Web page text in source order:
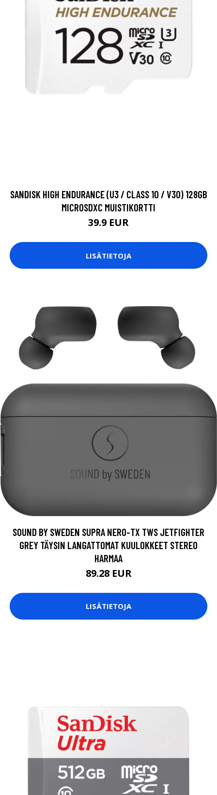
SANDISK HIGH ENDURANCE (U3 / CLASS 10 / V30) 128GB
MICROSDXC MUISTIKORTTI
39.9 EUR
LISÄTIETOJA
SOUND BY SWEDEN SUPRA NERO-TX TWS JETFIGHTER
GREY TÄYSIN LANGATTOMAT KUULOKKEET STEREO
HARMAA
89.28 EUR
LISÄTIETOJA